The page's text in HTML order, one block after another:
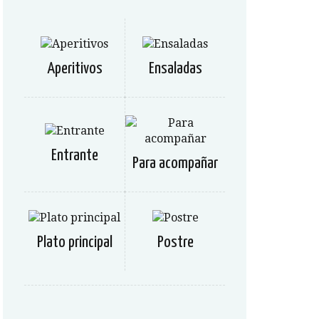
Aperitivos Ensaladas
Entrante Para acompañar
Plato principal Postre